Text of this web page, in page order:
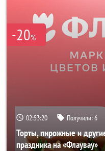
-20%
02:53:18 Получили:6
Торты, пирожные и
праздника на «Флаувау»